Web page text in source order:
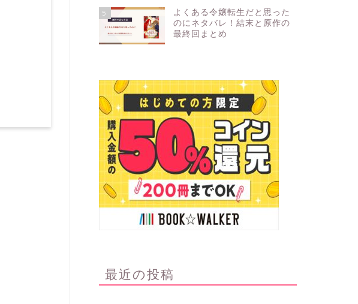
5
よくある令嬢転生だと思った
のにネタバレ！結末と原作の
最終回まとめ
最近の投稿